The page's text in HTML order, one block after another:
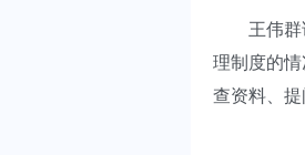
王伟群详
理制度的
查资料、